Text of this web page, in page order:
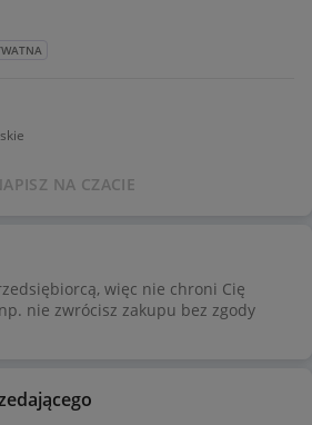
NA CZACIE
więc nie chroni Cię
nie zwrócisz zakupu bez zgody